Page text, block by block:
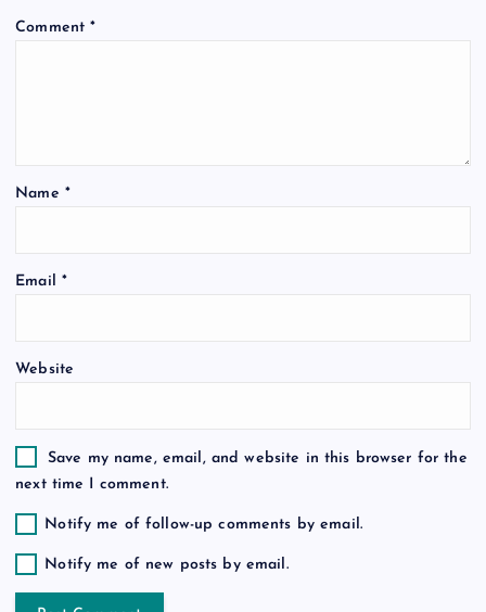
g
i
n
Comment*
Name *
Email *
Website
Save my name, email, and website in this browser for the
next time I comment.
Notify me of follow-up comments by email.
Notify me of new posts by email.